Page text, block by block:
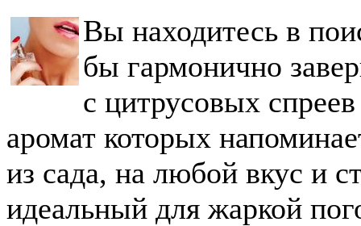
Вы находитесь в
бы гармонично
с цитрусовых
аромат которых
из сада, на любой вкус и
идеальный для жаркой